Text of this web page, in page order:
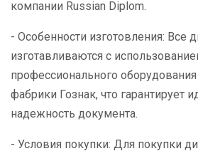
компании Russian Diplom.
- Особенности изготовления: Все
изготавливаются с
профессионального
фабрики Гознак, что гарантирует
надежность документа.
- Условия покупки: Для покупки